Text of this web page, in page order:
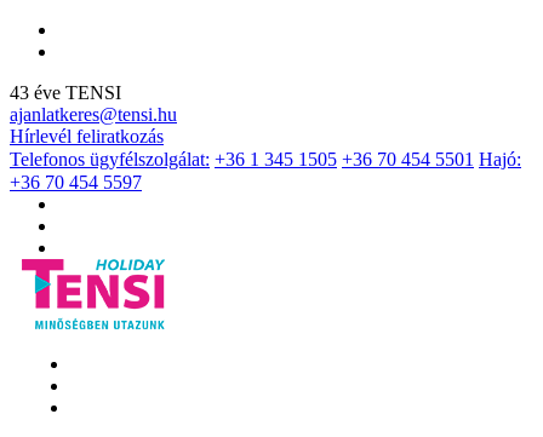
43 éve TENSI
ajanlatkeres@tensi.hu
Hírlevél feliratkozás
Telefonos ügyfélszolgálat: +36 1 345 1505 +36 70 454 5501 Hajó:
+36 70 454 5597